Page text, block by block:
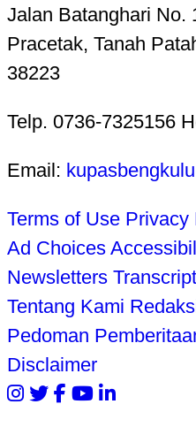
Jalan Batanghari No.
Pracetak, Tanah
38223
Telp. 0736-7325156
Email:
Terms of Use Privacy
Ad Choices
Newsletters
Tentang Kami
Pedoman
Disclaimer